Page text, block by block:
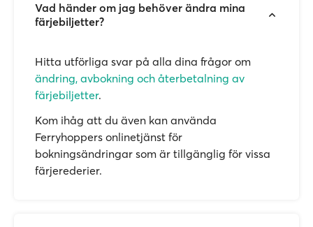
Vad händer om jag behöver ändra mina
färjebiljetter?
Hitta utförliga svar på alla dina frågor om
ändring, avbokning och återbetalning av
färjebiljetter.
Kom ihåg att du även kan använda
Ferryhoppers onlinetjänst för
bokningsändringar som är tillgänglig för vissa
färjerederier.